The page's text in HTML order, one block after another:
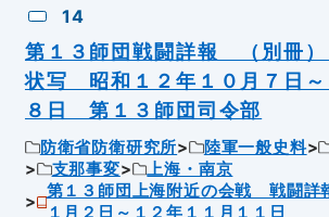
14
第１３師団戦闘詳報 （別冊
状写 昭和１２年１０月７日～
８日 第１３師団司令部
防衛省防衛研究所 陸軍一般史料
支那事変
上海・南京
第１３師団上海附近の会戦 戦闘詳
１月２日～１２年１１月１１日